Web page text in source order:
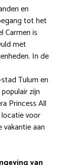
en
tot het
Carmen is
met
In de
Tulum en
zijn
Princess All
voor
vakantie aan